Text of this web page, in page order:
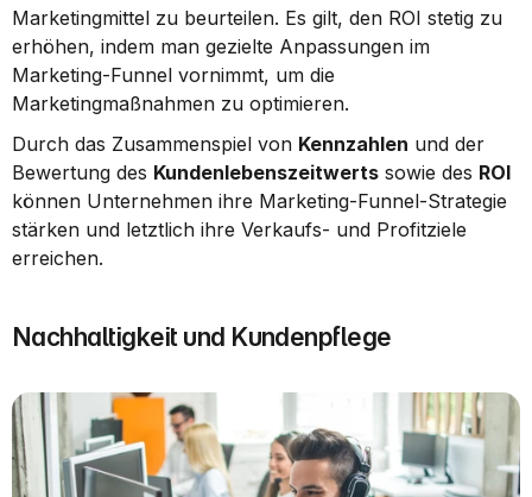
Marketingmittel zu beurteilen. Es gilt, den ROI stetig zu
erhöhen, indem man gezielte Anpassungen im
Marketing-Funnel vornimmt, um die
Marketingmaßnahmen zu optimieren.
Durch das Zusammenspiel von Kennzahlen und der
Bewertung des Kundenlebenszeitwerts sowie des ROI
können Unternehmen ihre Marketing-Funnel-Strategie
stärken und letztlich ihre Verkaufs- und Profitziele
erreichen.
Nachhaltigkeit und Kundenpflege